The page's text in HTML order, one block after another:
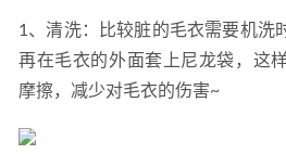
1、清洗：比较脏的毛衣需要机洗
再在毛衣的外面套上尼龙袋，这
摩擦，减少对毛衣的伤害~